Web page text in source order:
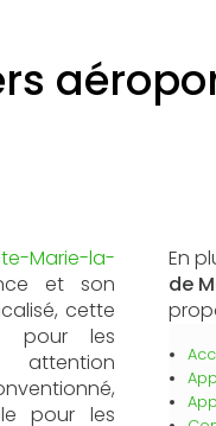
Marie-la-
et son
cette
pour les
attention
pour les
En
de